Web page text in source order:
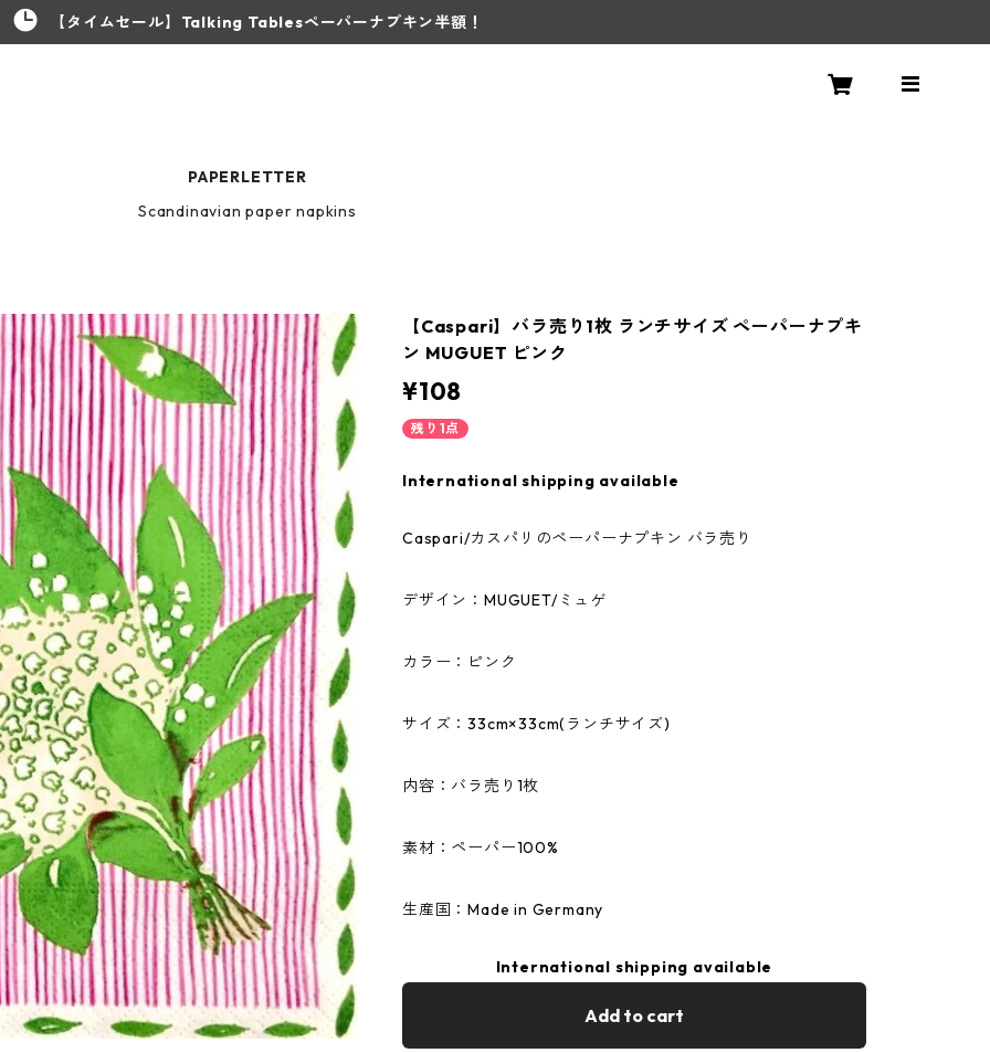
【タイムセール】Talking Tablesペーパーナプキン半額！
PAPERLETTER
Scandinavian paper napkins
【Caspari】バラ売り1枚 ランチサイズ ペーパーナプキ
ン MUGUET ピンク
¥108
残り1点
International shipping available
Caspari/カスパリのペーパーナプキン バラ売り
デザイン：MUGUET/ミュゲ
カラー：ピンク
サイズ：33cm×33cm(ランチサイズ)
内容：バラ売り1枚
素材：ペーパー100%
生産国：Made in Germany
International shipping available
Add to cart